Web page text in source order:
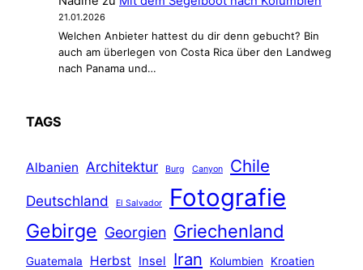
21.01.2026
Welchen Anbieter hattest du dir denn gebucht? Bin
auch am überlegen von Costa Rica über den Landweg
nach Panama und…
TAGS
Albanien Architektur Burg Canyon Chile
Deutschland El Salvador Fotografie
Gebirge Georgien Griechenland
Guatemala Herbst Insel Iran Kolumbien Kroatien